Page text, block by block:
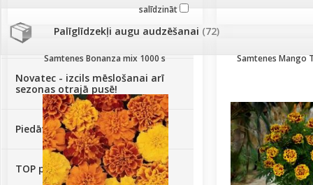
Palīglīdzekļi augu audzēšanai (72)
Klientu Diena
Novatec - izcils mēslošanai arī
sezonas otrajā pusē!
Piedāvājums ābeļdārziem
TOP piemājas dārzam 2024
salīdzināt
Samtenes Bonanza mix 1000 s Samtenes Mango